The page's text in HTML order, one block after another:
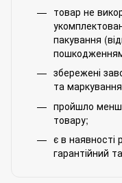
товар не
пакування
збережені
та
пройшло менш
товару;
є в наявності
гарантійний